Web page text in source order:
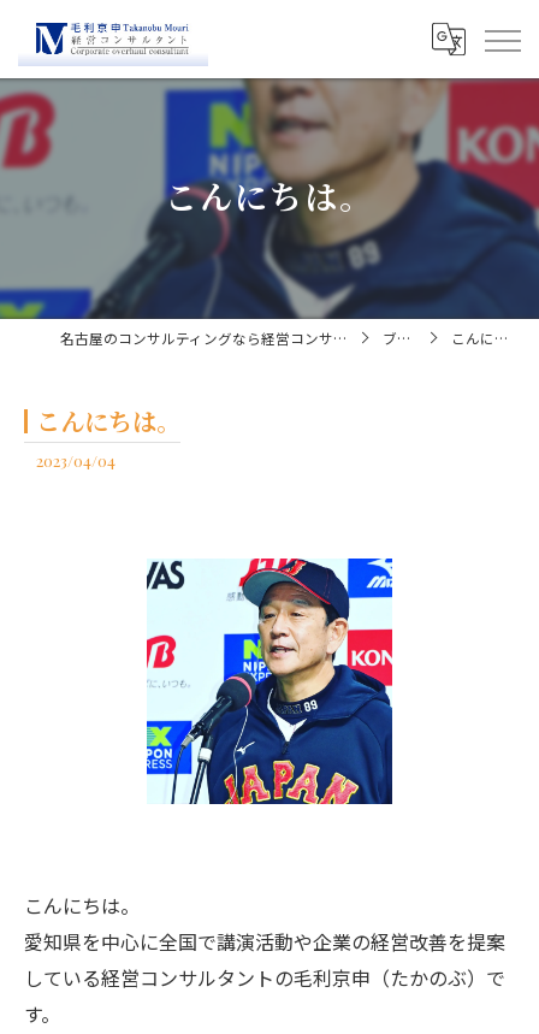
こんにちは。
名古屋のコンサルティングなら経営コンサルタント毛利京申 ブログ こんにちは。
こんにちは。
2023/04/04
こんにちは。
愛知県を中心に全国で講演活動や企業の経営改善を提案
している経営コンサルタントの毛利京申（たかのぶ）で
す。